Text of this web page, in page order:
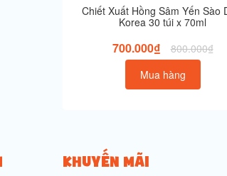
Chiết Xuất Hồng Sâm Yến Sào
Korea 30 túi x 70ml
700.000₫
800.000₫
Mua hàng
KHUYẾN MÃI